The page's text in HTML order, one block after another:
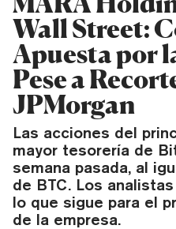
Wall Street:
Apuesta por
Pese a
JPMorgan
Las acciones del
mayor tesorería de
semana pasada, al
de BTC. Los
lo que sigue para el
de la empresa.